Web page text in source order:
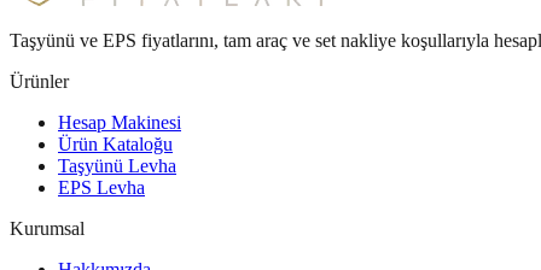
Taşyünü ve EPS fiyatlarını, tam araç ve set nakliye koşullarıyla
Ürünler
Hesap Makinesi
Ürün Kataloğu
Taşyünü Levha
EPS Levha
Kurumsal